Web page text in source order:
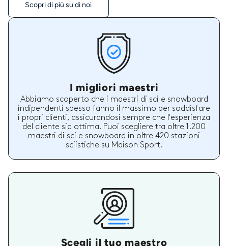
Scopri di più su di noi
I migliori maestri
Abbiamo scoperto che i maestri di sci e snowboard
indipendenti spesso fanno il massimo per soddisfare
i propri clienti, assicurandosi sempre che l'esperienza
del cliente sia ottima. Puoi scegliere tra oltre 1.200
maestri di sci e snowboard in oltre 420 stazioni
sciistiche su Maison Sport.
Scegli il tuo maestro